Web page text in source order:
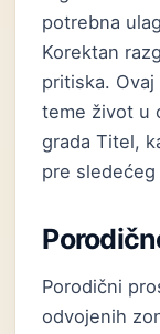
potrebna
Korektan
pritiska.
teme život u
grada Titel,
pre sledećeg
Porodični
odvojenih